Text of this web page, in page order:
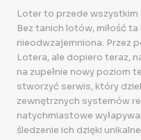
Loter to przede wszystkim
Bez tanich lotów, miłość ta
nieodwzajemniona. Przez
Lotera, ale dopiero teraz,
na zupełnie nowy poziom
stworzyć serwis, który
zewnętrznych systemów
natychmiastowe
śledzenie ich dzięki